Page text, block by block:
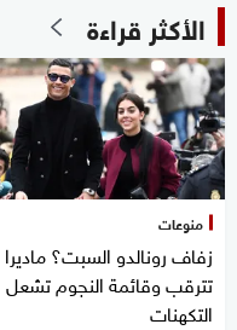
الأكثر قراءة
منوعات
زفاف رونالدو السبت؟ ماديرا
تترقب وقائمة النجوم تشعل
التكهنات